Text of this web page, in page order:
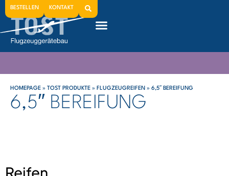
BESTELLEN KONTAKT
HOMEPAGE » TOST PRODUKTE » FLUGZEUGREIFEN » 6,5″ BEREIFUNG
6,5″ BEREIFUNG
Reifen